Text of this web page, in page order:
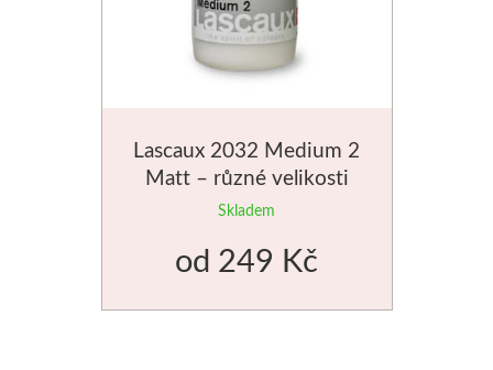
Olej
Akryl
Média
Lascaux 2032 Medium 2
Matt – různé velikosti
Skladem
od 249 Kč